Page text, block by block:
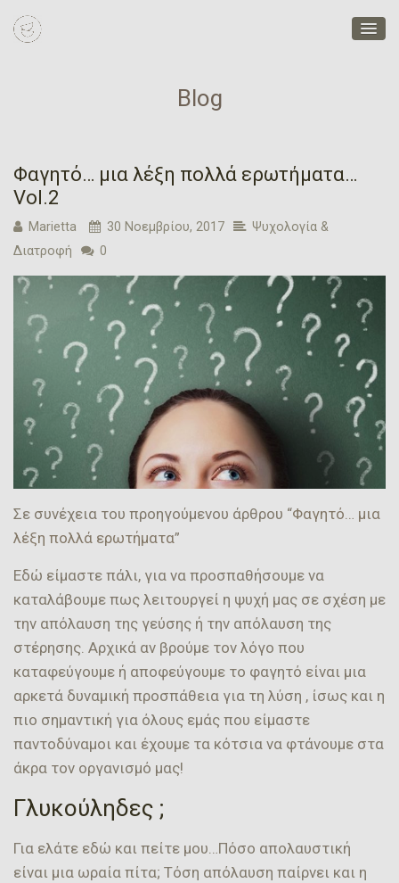
Blog
Φαγητό… μια λέξη πολλά ερωτήματα…
Vol.2
Marietta 30 Νοεμβρίου, 2017
Ψυχολογία &
Διατροφή
0
Σε συνέχεια του προηγούμενου άρθρου “Φαγητό… μια
λέξη πολλά ερωτήματα”
Εδώ είμαστε πάλι, για να προσπαθήσουμε να
καταλάβουμε πως λειτουργεί η ψυχή μας σε σχέση με
την απόλαυση της γεύσης ή την απόλαυση της
στέρησης. Αρχικά αν βρούμε τον λόγο που
καταφεύγουμε ή αποφεύγουμε το φαγητό είναι μια
αρκετά δυναμική προσπάθεια για τη λύση , ίσως και η
πιο σημαντική για όλους εμάς που είμαστε
παντοδύναμοι και έχουμε τα κότσια να φτάνουμε στα
άκρα τον οργανισμό μας!
Γλυκούληδες ;
Για ελάτε εδώ και πείτε μου…Πόσο απολαυστική
είναι μια ωραία πίτα; Τόση απόλαυση παίρνει και η